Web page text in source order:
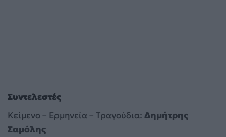
Συντελεστές
Κείμενο – Ερμηνεία – Τραγούδια: Δημήτρης
Σαμόλης